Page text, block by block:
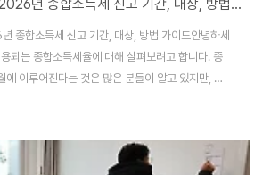
종합소득세율 (표) 2026년 종합소득세 신고 기간, 대상, 방법 가이드
종합소득세 신고 기간, 대상, 방법 가이드안녕하세
되는 종합소득세율에 대해 살펴보려고 합니다. 종
이루어진다는 것은 많은 분들이 알고 있지만, 해
나 세율 구간이 달라질 수 있기 때문에 달라진 사항
펴보고, 이에 대한 기본 개념부터 구체적인 신고 방
양하게 설명드리겠습니다. 세금이라는 단어가 주는